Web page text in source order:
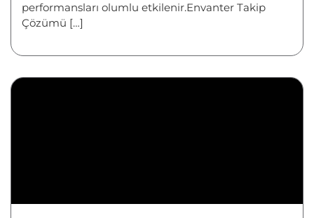
performansları olumlu etkilenir.Envanter Takip
Çözümü […]